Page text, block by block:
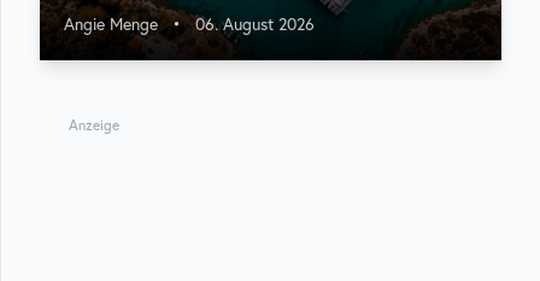
Angie Menge • 06. August 2026
Anzeige